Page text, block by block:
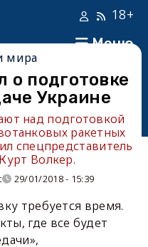
Меню
18+
мира
о подготовке
Украине
над подготовкой
ракетных
спецпредставитель
Волкер.
29/01/2018 - 15:39
требуется время.
где все будет